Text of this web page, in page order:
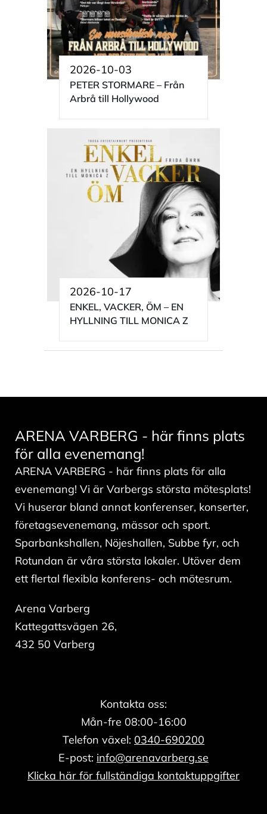
2026-10-03
PETER STORMARE – Från
Arbrå till Hollywood
2026-10-17
ENKEL, VACKER, ÖM – EN
HYLLNING TILL MONICA Z
ARENA VARBERG - här finns plats
för alla evenemang!
ARENA VARBERG - här finns plats för alla
evenemang! Vi är Varbergs största mötesplats!
Vi huserar bland annat konferenser, konserter,
företagsevenemang, mässor och sport.
Sparbankshallen, Nöjeshallen, Subbe fyr, och
Rotundan är våra största lokaler. Utöver dem
ett flertal flexibla konferens- och mötesrum.
Arena Varberg
Kattegattsvägen 26,
432 50 Varberg
Kontakta oss:
Mån-fre 08:00-16:00
Telefon växel: 0340-690200
E-post: info@arenavarberg.se
Klicka här för fullständiga kontaktuppgifter